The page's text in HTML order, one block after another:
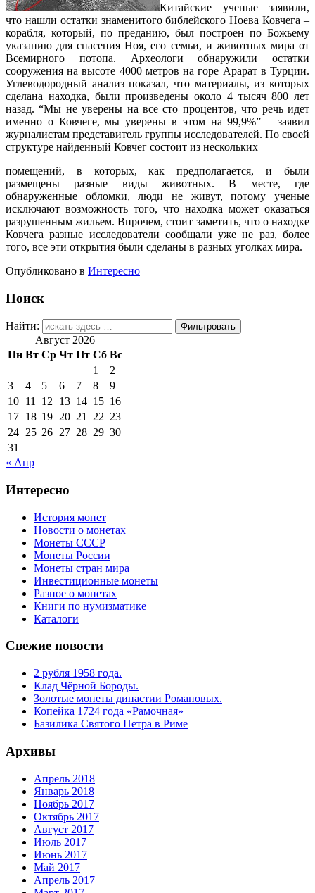
Китайские ученые заявили,
что нашли остатки знаменитого библейского Ноева Ковчега –
корабля, который, по преданию, был построен по Божьему
указанию для спасения Ноя, его семьи, и животных мира от
Всемирного потопа. Археологи обнаружили остатки
сооружения на высоте 4000 метров на горе Арарат в Турции.
Углеводородный анализ показал, что материалы, из которых
сделана находка, были произведены около 4 тысяч 800 лет
назад. “Мы не уверены на все сто процентов, что речь идет
именно о Ковчеге, мы уверены в этом на 99,9%” – заявил
журналистам представитель группы исследователей. По своей
структуре найденный Ковчег состоит из нескольких
помещений, в которых, как предполагается, и были
размещены разные виды животных. В месте, где
обнаруженные обломки, люди не живут, потому ученые
исключают возможность того, что находка может оказаться
разрушенным жильем. Впрочем, стоит заметить, что о находке
Ковчега разные исследователи сообщали уже не раз, более
того, все эти открытия были сделаны в разных уголках мира.
Опубликовано в Интересно
Поиск
Найти:
Август 2026
Пн Вт Ср Чт Пт Сб Вс
1
2
3
4 5 6 7 8
9
10 11 12 13 14 15 16
17 18 19 20 21 22 23
24 25 26 27 28 29 30
31
« Апр
Интересно
История монет
Новости о монетах
Монеты СССР
Монеты России
Монеты стран мира
Инвестиционные монеты
Разное о монетах
Книги по нумизматике
Каталоги
Свежие новости
2 рубля 1958 года.
Клад Чёрной Бороды.
Золотые монеты династии Романовых.
Копейка 1724 года «Рамочная»
Базилика Святого Петра в Риме
Архивы
Апрель 2018
Январь 2018
Ноябрь 2017
Октябрь 2017
Август 2017
Июль 2017
Июнь 2017
Май 2017
Апрель 2017